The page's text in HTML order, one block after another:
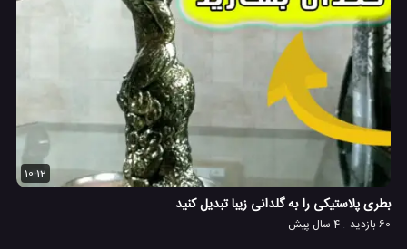
10:12
بطری پلاستیکی را به گلدانی زیبا تبدیل کنید
60 بازدید 4 سال پیش